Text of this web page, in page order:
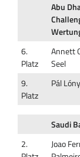
Abu
6.
Platz
Annett
Seel
9.
Platz
Pál
Saudi
2.
Joao